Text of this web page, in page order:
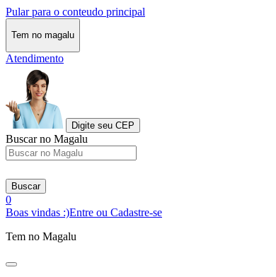
Pular para o conteudo principal
Tem no magalu
Atendimento
Digite seu CEP
Buscar no Magalu
Buscar
0
Boas vindas :)Entre ou Cadastre-se
Tem no Magalu